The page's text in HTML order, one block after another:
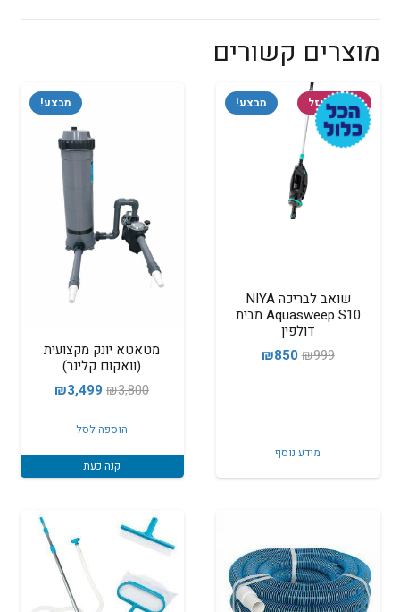
מוצרים קשורים
מבצע! המלאי אזל
שואב לבריכה NIYA
Aquasweep S10 מבית
דולפין
₪999
המחיר
₪850
מידע נוסף
מבצע!
מטאטא יונק מקצועית
(וואקום קלינר)
₪3,800
המחיר
היה:
₪3,800.
₪3,499
המחיר
₪3,499.
הוספה לסל
קנה כעת